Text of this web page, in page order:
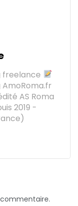
freelance
AS Roma
2019 -